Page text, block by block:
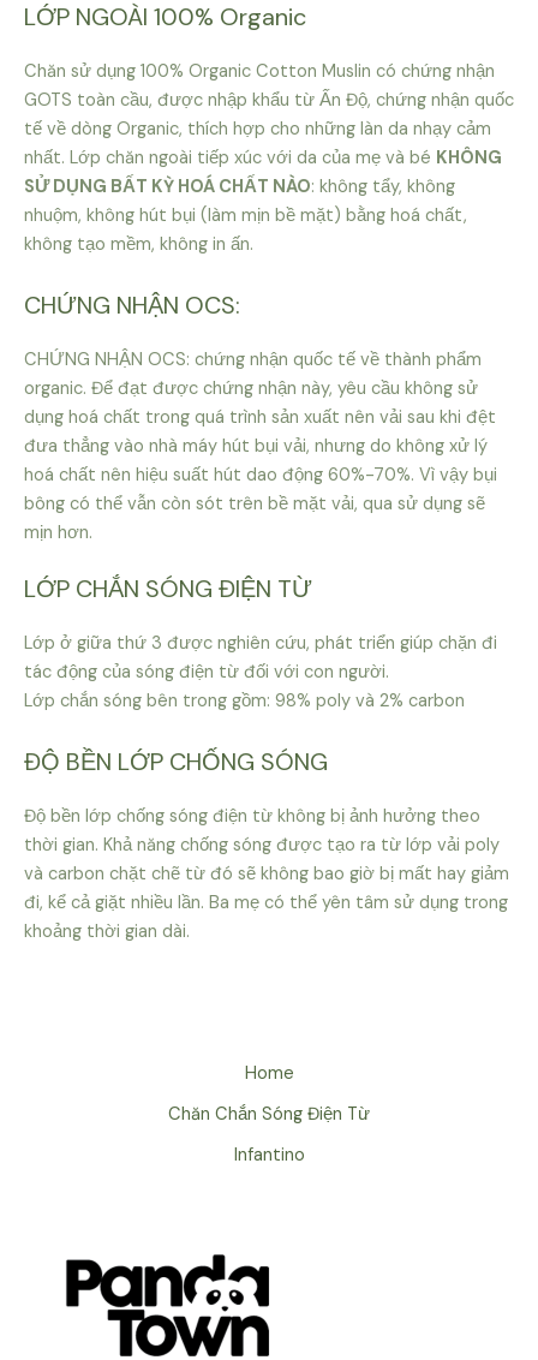
LỚP NGOÀI 100% Organic
Chăn sử dụng 100% Organic Cotton Muslin có chứng nhận
GOTS toàn cầu, được nhập khẩu từ Ấn Độ, chứng nhận quốc
tế về dòng Organic, thích hợp cho những làn da nhạy cảm
nhất. Lớp chăn ngoài tiếp xúc với da của mẹ và bé KHÔNG
SỬ DỤNG BẤT KỲ HOÁ CHẤT NÀO: không tẩy, không
nhuộm, không hút bụi (làm mịn bề mặt) bằng hoá chất,
không tạo mềm, không in ấn.
CHỨNG NHẬN OCS:
CHỨNG NHẬN OCS: chứng nhận quốc tế về thành phẩm
organic. Để đạt được chứng nhận này, yêu cầu không sử
dụng hoá chất trong quá trình sản xuất nên vải sau khi đệt
đưa thẳng vào nhà máy hút bụi vải, nhưng do không xử lý
hoá chất nên hiệu suất hút dao động 60%-70%. Vì vậy bụi
bông có thể vẫn còn sót trên bề mặt vải, qua sử dụng sẽ
mịn hơn.
LỚP CHẮN SÓNG ĐIỆN TỪ
Lớp ở giữa thứ 3 được nghiên cứu, phát triển giúp chặn đi
tác động của sóng điện từ đối với con người.
Lớp chắn sóng bên trong gồm: 98% poly và 2% carbon
ĐỘ BỀN LỚP CHỐNG SÓNG
Độ bền lớp chống sóng điện từ không bị ảnh hưởng theo
thời gian. Khả năng chống sóng được tạo ra từ lớp vải poly
và carbon chặt chẽ từ đó sẽ không bao giờ bị mất hay giảm
đi, kể cả giặt nhiều lần. Ba mẹ có thể yên tâm sử dụng trong
khoảng thời gian dài.
Home
Chăn Chắn Sóng Điện Từ
Infantino